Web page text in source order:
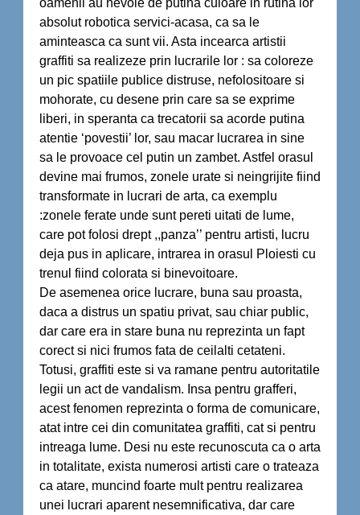
oamenii au nevoie de putina culoare in rutina lor
absolut robotica servici-acasa, ca sa le
aminteasca ca sunt vii. Asta incearca artistii
graffiti sa realizeze prin lucrarile lor : sa coloreze
un pic spatiile publice distruse, nefolositoare si
mohorate, cu desene prin care sa se exprime
liberi, in speranta ca trecatorii sa acorde putina
atentie ‘povestii’ lor, sau macar lucrarea in sine
sa le provoace cel putin un zambet. Astfel orasul
devine mai frumos, zonele urate si neingrijite fiind
transformate in lucrari de arta, ca exemplu
:zonele ferate unde sunt pereti uitati de lume,
care pot folosi drept ,,panza’’ pentru artisti, lucru
deja pus in aplicare, intrarea in orasul Ploiesti cu
trenul fiind colorata si binevoitoare.
De asemenea orice lucrare, buna sau proasta,
daca a distrus un spatiu privat, sau chiar public,
dar care era in stare buna nu reprezinta un fapt
corect si nici frumos fata de ceilalti cetateni.
Totusi, graffiti este si va ramane pentru autoritatile
legii un act de vandalism. Insa pentru grafferi,
acest fenomen reprezinta o forma de comunicare,
atat intre cei din comunitatea graffiti, cat si pentru
intreaga lume. Desi nu este recunoscuta ca o arta
in totalitate, exista numerosi artisti care o trateaza
ca atare, muncind foarte mult pentru realizarea
unei lucrari aparent nesemnificativa, dar care